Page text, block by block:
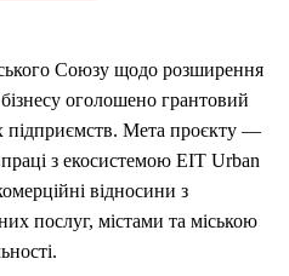
Союзу щодо розширення
оголошено грантовий
підприємств. Мета проєкту —
з екосистемою EIT Urban
відносини з
послуг, містами та міською